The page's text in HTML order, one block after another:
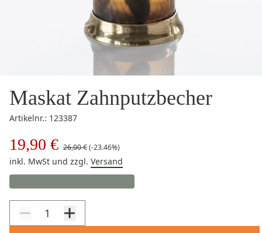
Maskat Zahnputzbecher
Artikelnr.: 123387
19,90 € 26,00 €(-23.46%)
inkl. MwSt und zzgl. Versand